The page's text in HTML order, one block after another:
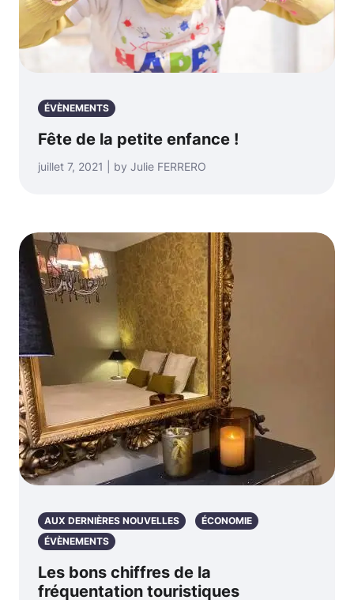
ÉVÈNEMENTS
Fête de la petite enfance !
juillet 7, 2021 | by Julie FERRERO
AUX DERNIÈRES NOUVELLES
ÉCONOMIE
ÉVÈNEMENTS
Les bons chiffres de la
fréquentation touristiques